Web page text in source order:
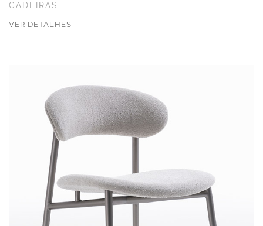
CADEIRAS
VER DETALHES